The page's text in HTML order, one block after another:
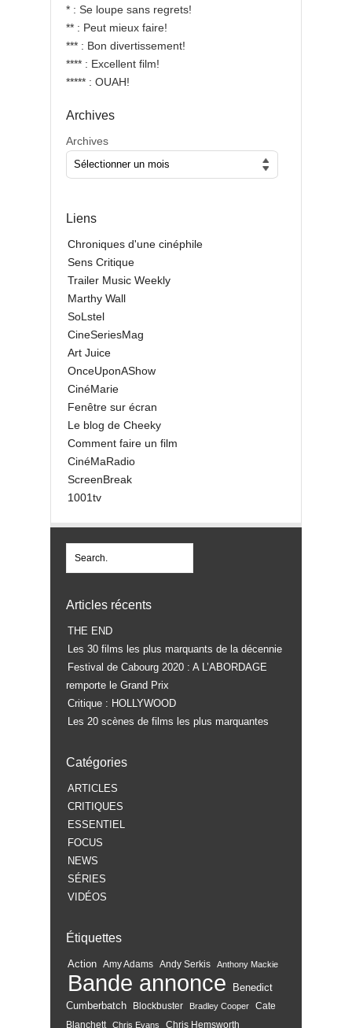
* : Se loupe sans regrets!
** : Peut mieux faire!
*** : Bon divertissement!
**** : Excellent film!
***** : OUAH!
Archives
Archives
Liens
Chroniques d'une cinéphile
Sens Critique
Trailer Music Weekly
Marthy Wall
SoLstel
CineSeriesMag
Art Juice
OnceUponAShow
CinéMarie
Fenêtre sur écran
Le blog de Cheeky
Comment faire un film
CinéMaRadio
ScreenBreak
1001tv
Articles récents
THE END
Les 30 films les plus marquants de la décennie
Festival de Cabourg 2020 : A L’ABORDAGE
remporte le Grand Prix
Critique : HOLLYWOOD
Les 20 scènes de films les plus marquantes
Catégories
ARTICLES
CRITIQUES
ESSENTIEL
FOCUS
NEWS
SÉRIES
VIDÉOS
Étiquettes
Action Amy Adams Andy Serkis Anthony Mackie
Bande annonce
Benedict
Cumberbatch
Blockbuster Bradley Cooper
Cate
Blanchett
Chris Evans Chris Hemsworth